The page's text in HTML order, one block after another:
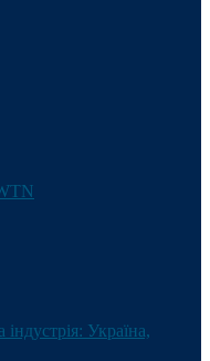
Україна,